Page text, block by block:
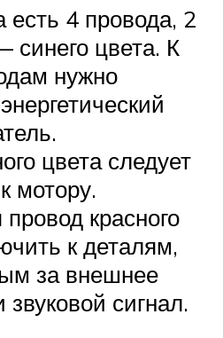
есть 4 провода, 2
синего цвета. К
нужно
цвета следует
мотору.
красного
к деталям,
за внешнее
сигнал.